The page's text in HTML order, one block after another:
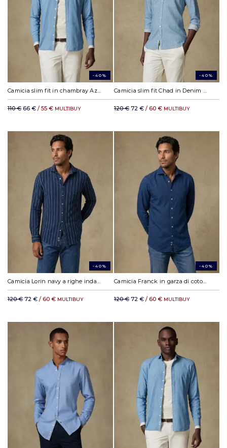
-40%
Camicia slim fit in chambray Azzurro
110 € 66 € / 55 € MULTIBUY
-40%
Camicia slim fit Chad in Denim Azzurro
120 € 72 € / 60 € MULTIBUY
-40%
120 € 72 € / 60 € MULTIBUY
-40%
Camicia Franck in garza di cotone navy
120 € 72 € / 60 € MULTIBUY